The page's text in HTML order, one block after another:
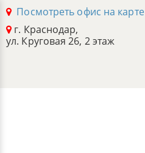
Посмотреть офис на карте
г. Краснодар,
ул. Круговая 26, 2 этаж